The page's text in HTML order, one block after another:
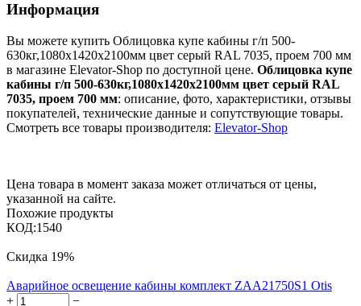
Информация
Вы можете купить Облицовка купе кабины г/п 500-
630кг,1080х1420х2100мм цвет серый RAL 7035, проем 700 мм
в магазине Elevator-Shop по доступной цене. Облицовка купе
кабины г/п 500-630кг,1080х1420х2100мм цвет серый RAL
7035, проем 700 мм: описание, фото, характеристики, отзывы
покупателей, технические данные и сопутствующие товары.
Смотреть все товары производителя: Elevator-Shop
Цена товара в момент заказа может отличаться от цены,
указанной на сайте.
Похожие продукты
КОД:1540
Скидка 19%
Аварийное освещение кабины комплект ZAA21750S1 Otis
+
−